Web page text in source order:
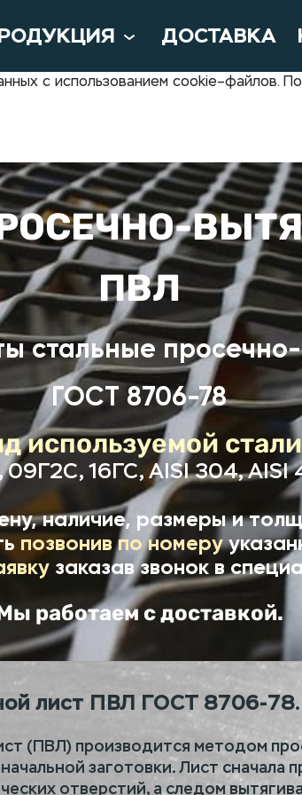
ДОСТАВКА
с использованием
ПВЛ
стальные
ГОСТ 8706-78
используемой
09Г2С, 16ГС, AISI 304, AISI
наличие, размеры и
позвонив по номеру
заказав звонок в
работаем с доставкой.
лист ПВЛ ГОСТ 8706-78.
(ПВЛ) производится методом
заготовки. Лист сначала
отверстий, а следом